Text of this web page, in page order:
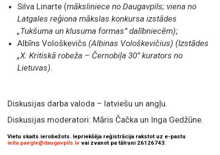
Silva Linarte (māksliniece no Daugavpils; viena no
Latgales reģiona mākslas konkursa izstādes
„Tukšuma un klusuma formas” dalībniecēm);
Albīns Vološkevičs (Albinas Vološkevičius) (Izstādes
„X: Kritiskā robeža – Černobiļa 30” kurators no
Lietuvas).
Diskusijas darba valoda – latviešu un angļu.
Diskusijas moderatori: Māris Čačka un Inga Gedžūne.
Vietu skaits ierobežots. Iepriekšēja reģistrācija rakstot uz e-pastu
inita.paegle@daugavpils.lv vai zvanot pa tālruni 26126743.